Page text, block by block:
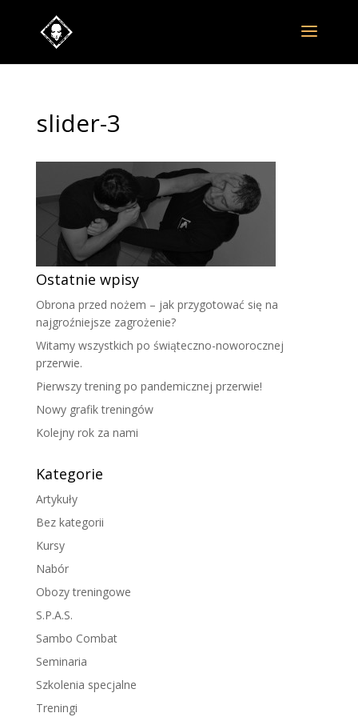
slider-3
Ostatnie wpisy
Obrona przed nożem – jak przygotować się na
najgroźniejsze zagrożenie?
Witamy wszystkich po świąteczno-noworocznej
przerwie.
Pierwszy trening po pandemicznej przerwie!
Nowy grafik treningów
Kolejny rok za nami
Kategorie
Artykuły
Bez kategorii
Kursy
Nabór
Obozy treningowe
S.P.A.S.
Sambo Combat
Seminaria
Szkolenia specjalne
Treningi